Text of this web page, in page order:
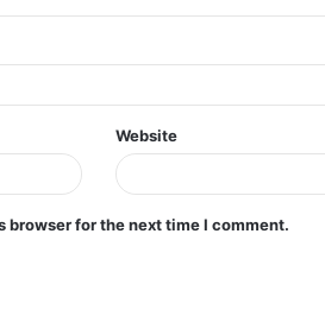
Website
browser for the next time I comment.